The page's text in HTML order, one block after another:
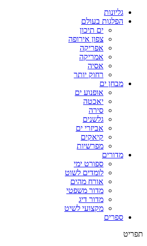
גליונות
הפלגות בעולם
ים תיכון
צפון אירופה
אפריקה
אמריקה
אסיה
רחוק יותר
מבחן ים
אופנוע ים
יאכטה
סירה
גלשנים
אביזרי ים
קיאקים
מפרשיות
מדורים
ספורט ימי
לומדים לשוט
אורח מהים
מדור משפטי
מדור דיג
מקצועי לשיט
ספרים
תפריט